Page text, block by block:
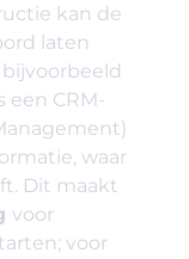
kan de
laten
een CRM-
waar
Dit maakt
voor
voor